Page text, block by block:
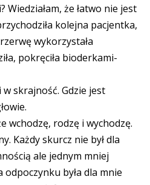
że łatwo nie jest
kolejna pacjentka,
wykorzystała
pokręciła bioderkami-
skrajność. Gdzie jest
wchodzę, rodzę i wychodzę.
Każdy skurcz nie był dla
ale jednym mniej
odpoczynku była dla mnie